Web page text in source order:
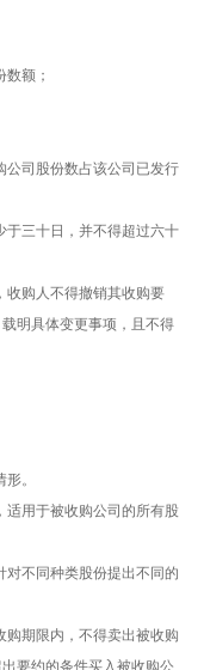
额；
公司股份数占该公司已发行
三十日，并不得超过六十
购人不得撤销其收购要
明具体变更事项，且不得
。
用于被收购公司的所有股
不同种类股份提出不同的
期限内，不得卖出被收购